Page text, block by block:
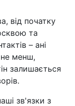
від початку
та
– ані
не менш,
залишається
зв'язки з